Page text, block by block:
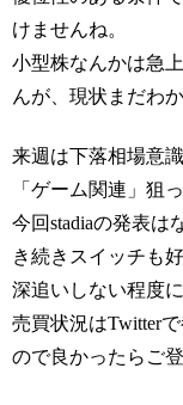
けませんね。
小型株なんかは急
んが、現状まだわ
来週は下落相場意
「ゲーム関連」狙
今回stadiaの発表は
き続きスイッチも
深追いしない程度
売買状況はTwitter
ので良かったらご